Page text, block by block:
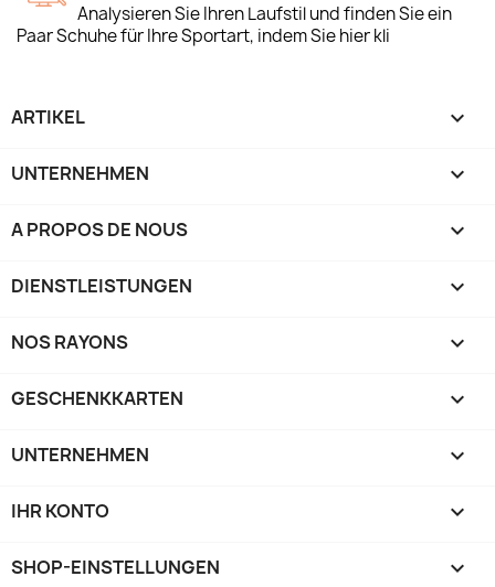
Analysieren Sie Ihren Laufstil und finden Sie ein
Paar Schuhe für Ihre Sportart, indem Sie hier kli
ARTIKEL 
UNTERNEHMEN 
A PROPOS DE NOUS 
DIENSTLEISTUNGEN 
NOS RAYONS 
GESCHENKKARTEN 
UNTERNEHMEN 
IHR KONTO 
SHOP-EINSTELLUNGEN keyboard_arrow_down